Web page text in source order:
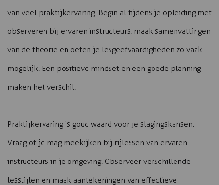
van veel praktijkervaring. Begin al tijdens je opleiding met
observeren bij ervaren instructeurs, maak samenvattingen
van de theorie en oefen je lesgeefvaardigheden zo vaak
mogelijk. Een positieve mindset en een goede planning
maken het verschil.
Praktijkervaring is goud waard voor je slagingskansen.
Vraag of je mag meekijken bij rijlessen van ervaren
instructeurs in je omgeving. Observeer verschillende
lesstijlen en maak aantekeningen van effectieve